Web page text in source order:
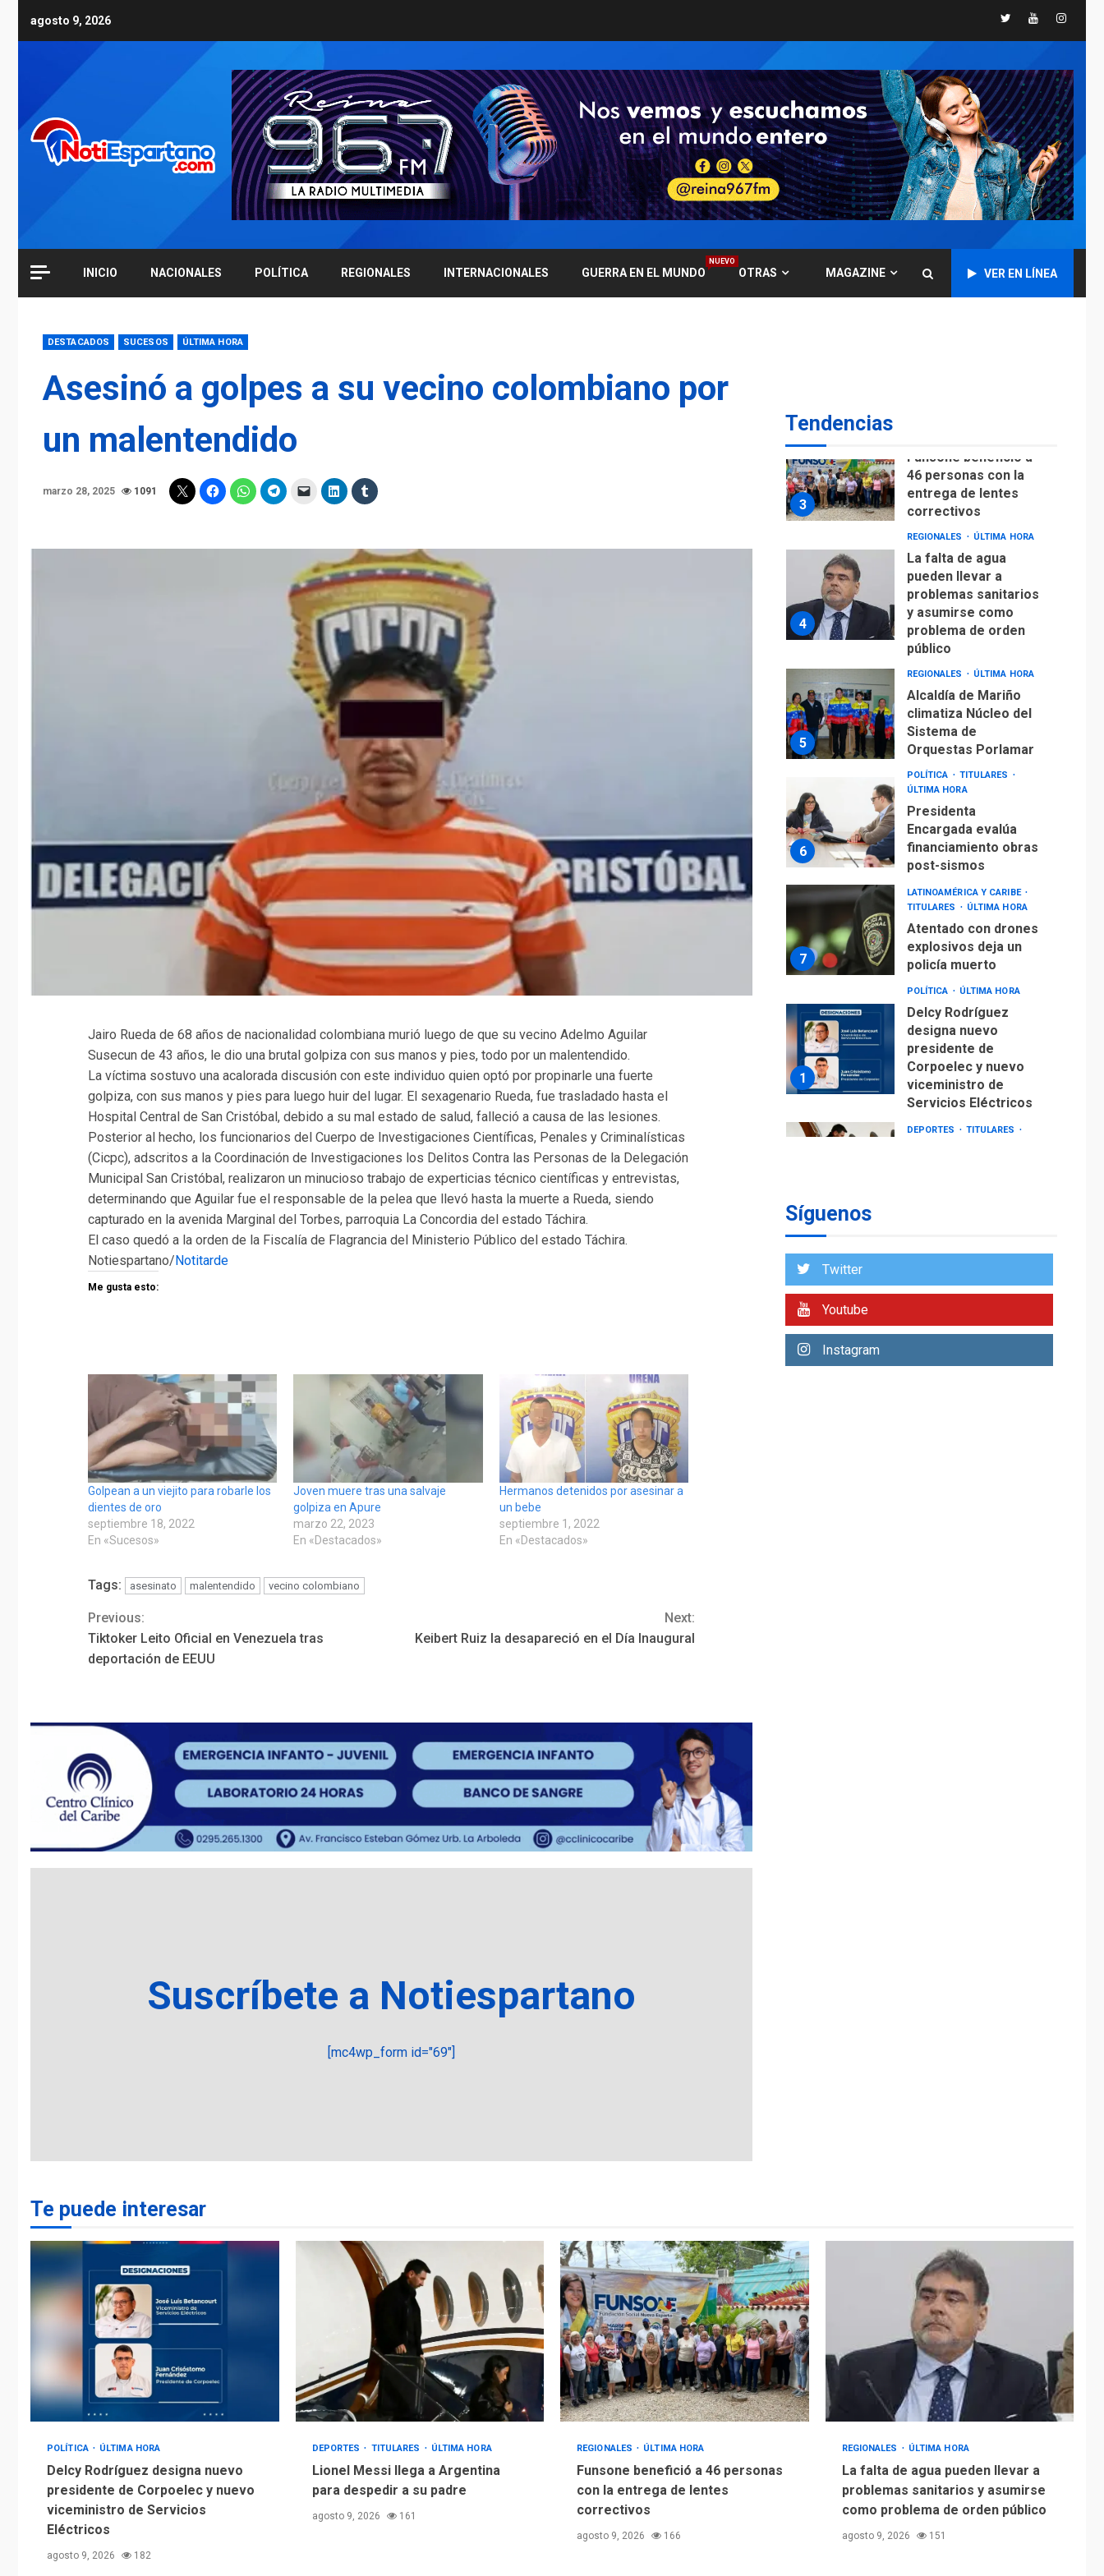
agosto 9, 2026 TwitterYoutube
INICIO NACIONALES POLÍTICA REGIONALES INTERNACIONALES GUERRA EN EL MUNDO
NUEVO
OTRAS MAGAZINE VER EN LÍNEA
DESTACADOS SUCESOS ÚLTIMA HORA
Asesinó a golpes a su vecino colombiano por
un malentendido
marzo 28, 2025 1091
Jairo Rueda de 68 años de nacionalidad colombiana murió luego de que su vecino Adelmo Aguilar
Susecun de 43 años, le dio una brutal golpiza con sus manos y pies, todo por un malentendido.
La víctima sostuvo una acalorada discusión con este individuo quien optó por propinarle una fuerte
golpiza, con sus manos y pies para luego huir del lugar. El sexagenario Rueda, fue trasladado hasta el
Hospital Central de San Cristóbal, debido a su mal estado de salud, falleció a causa de las lesiones.
Posterior al hecho, los funcionarios del Cuerpo de Investigaciones Científicas, Penales y Criminalísticas
(Cicpc), adscritos a la Coordinación de Investigaciones los Delitos Contra las Personas de la Delegación
Municipal San Cristóbal, realizaron un minucioso trabajo de experticias técnico científicas y entrevistas,
determinando que Aguilar fue el responsable de la pelea que llevó hasta la muerte a Rueda, siendo
capturado en la avenida Marginal del Torbes, parroquia La Concordia del estado Táchira.
El caso quedó a la orden de la Fiscalía de Flagrancia del Ministerio Público del estado Táchira.
Notiespartano/ Notitarde
Me gusta esto:
Golpean a un viejito para robarle los
dientes de oro
septiembre 18, 2022
En «Sucesos»
Joven muere tras una salvaje
golpiza en Apure
marzo 22, 2023
En «Destacados»
Hermanos detenidos por asesinar a
un bebe
septiembre 1, 2022
En «Destacados»
Tags: asesinato malentendido vecino colombiano
Continue
Reading
Previous:
Tiktoker Leito Oficial en Venezuela tras
deportación de EEUU
Next:
Keibert Ruiz la desapareció en el Día Inaugural
Suscríbete a Notiespartano
[mc4wp_form id="69"]
Tendencias
financiamiento obras
post-sismos
7
LATINOAMÉRICA Y CARIBE
TITULARES
ÚLTIMA HORA
Atentado con drones
explosivos deja un
policía muerto
POLÍTICA ÚLTIMA HORA
Delcy Rodríguez
Corpoelec y nuevo
3
Funsone benefició a
46 personas con la
entrega de lentes
correctivos
4
REGIONALES ÚLTIMA HORA
La falta de agua
pueden llevar a
problemas sanitarios
y asumirse como
problema de orden
público
5
REGIONALES ÚLTIMA HORA
Alcaldía de Mariño
climatiza Núcleo del
Sistema de
Orquestas Porlamar
6
POLÍTICA
TITULARES
ÚLTIMA HORA
Presidenta
Encargada evalúa
financiamiento obras
post-sismos
7
LATINOAMÉRICA Y CARIBE
TITULARES
ÚLTIMA HORA
Atentado con drones
explosivos deja un
policía muerto
1
POLÍTICA ÚLTIMA HORA
Delcy Rodríguez
designa nuevo
presidente de
Corpoelec y nuevo
viceministro de
Servicios Eléctricos
DEPORTES
TITULARES
3
Funsone benefició a
entrega de lentes
pueden llevar a
Síguenos
Twitter
Youtube
Instagram
Te puede interesar
POLÍTICA ÚLTIMA HORA
Delcy Rodríguez designa nuevo
presidente de Corpoelec y nuevo
viceministro de Servicios
Eléctricos
agosto 9, 2026 182
DEPORTES TITULARES ÚLTIMA HORA
Lionel Messi llega a Argentina
para despedir a su padre
agosto 9, 2026 161
REGIONALES ÚLTIMA HORA
Funsone benefició a 46 personas
con la entrega de lentes
correctivos
agosto 9, 2026 166
REGIONALES ÚLTIMA HORA
La falta de agua pueden llevar a
problemas sanitarios y asumirse
como problema de orden público
agosto 9, 2026 151